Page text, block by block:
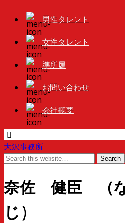
男性タレント
女性タレント
準所属
お問い合わせ
会社概要
大沢事務所
奈佐 健臣 （
じ）